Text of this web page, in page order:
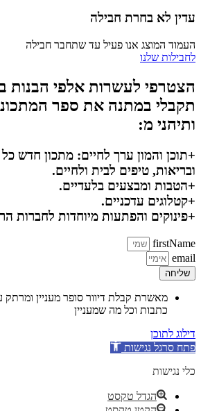
עדין לא בחרת חבילה
העמוד המוצג אנו פעיל עד שתחבר חבילה
לחבילות שלנו
הצטרפי לעשרות אלפי הבנות
תקבלי במתנה את ספר
ותיהני מ:
+תוכן והמון ערך לחיים: מתכון חדש
ובריאות, טיפים לבית ולחיים.
+הטבות ומבצעים בלעדיים.
+קטלוגים עדכניים.
+פינוקים והפתעות מיוחדות לחברות
firstName
email
שליחה
מאשרת קבלת דיוור סופר מעניין ומרתק
כתבות וכל מה שמעניין
דילוג לתוכן
פתח סרגל נגישות
כלי נגישות
הגדל טקסט